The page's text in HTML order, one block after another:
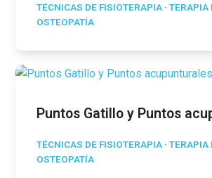
TÉCNICAS DE FISIOTERAPIA ·TERAPIA
OSTEOPATÍA
Puntos Gatillo y Puntos
TÉCNICAS DE FISIOTERAPIA ·TERAPIA
OSTEOPATÍA